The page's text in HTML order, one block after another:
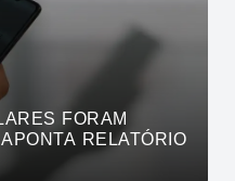
FORAM
RELATÓRIO